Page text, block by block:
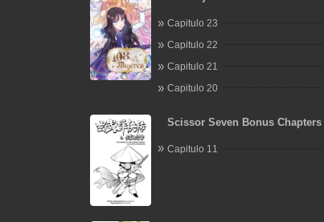
Capitulo 23
Capitulo 22
Capitulo 21
Capitulo 20
Scissor Seven Bonus
Capitulo 11